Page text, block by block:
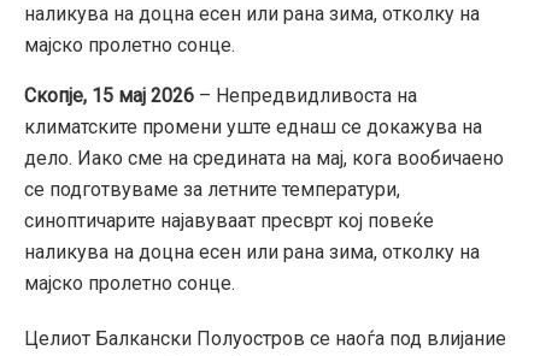
наликува на доцна есен или рана зима, отколку на
мајско пролетно сонце.
Скопје, 15 мај 2026 – Непредвидливоста на
климатските промени уште еднаш се докажува на
дело. Иако сме на средината на мај, кога вообичаено
се подготвуваме за летните температури,
синоптичарите најавуваат пресврт кој повеќе
наликува на доцна есен или рана зима, отколку на
мајско пролетно сонце.
Целиот Балкански Полуостров се наоѓа под влијание